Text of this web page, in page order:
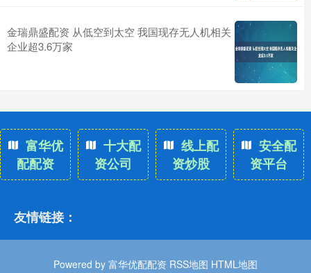
金瑞鼎盛配资 从低空到太空 我国现存无人机相关
企业超3.6万家
富华优
配配资
十大配
资公司
线上配
资炒股
安全配
资平台
友情链接：
Powered by 富华优配配资 RSS地图 HTML地图